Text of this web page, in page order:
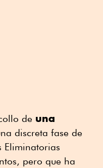
de una
discreta fase de
Eliminatorias
pero que ha